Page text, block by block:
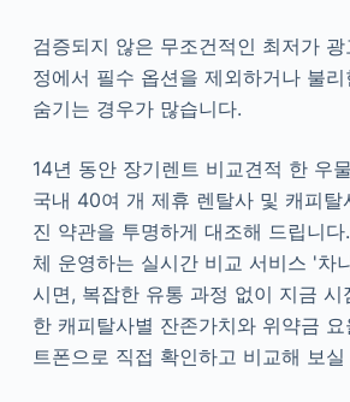
검증되지 않은 무조건적인 최저가
정에서 필수 옵션을 제외하거나 불
숨기는 경우가 많습니다.
14년 동안 장기렌트 비교견적 한 우
국내 40여 개 제휴 렌탈사 및 캐피탈
진 약관을 투명하게 대조해 드립니
체 운영하는 실시간 비교 서비스 '차
시면, 복잡한 유통 과정 없이 지금 시
한 캐피탈사별 잔존가치와 위약금
트폰으로 직접 확인하고 비교해 보